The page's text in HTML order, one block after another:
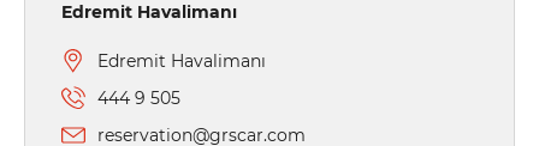
Edremit Havalimanı
Edremit Havalimanı
444 9 505
reservation@grscar.com